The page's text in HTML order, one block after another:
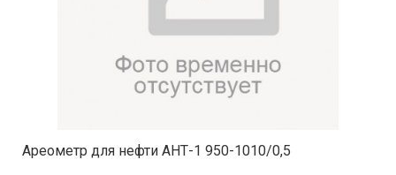
Ареометр для нефти АНТ-1 950-1010/0,5